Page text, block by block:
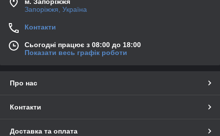
м. Запоріжжя
Запоріжжя, Україна
Контакти
Сьогодні працює з 08:00 до 18:00
Показати весь графік роботи
Про нас
Контакти
Доставка та оплата